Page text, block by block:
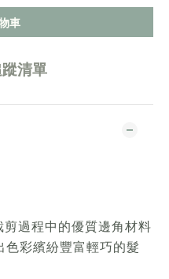
車
清單
過程中的優質邊角材料
色彩繽紛豐富輕巧的髮